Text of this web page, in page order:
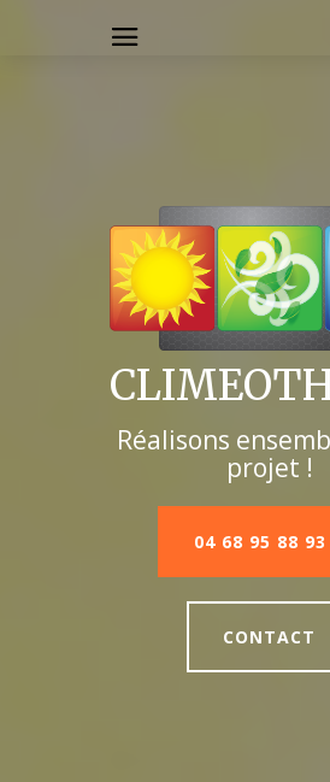
Réalisons
projet !
04 68 95 88 93
CONTACT